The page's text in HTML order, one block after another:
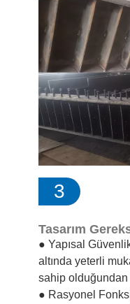
3
Tasarım
● Yapısal
altında yeterli
sahip olduğundan
● Rasyonel